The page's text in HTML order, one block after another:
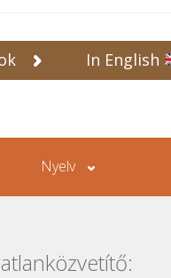
In English
Nyelv